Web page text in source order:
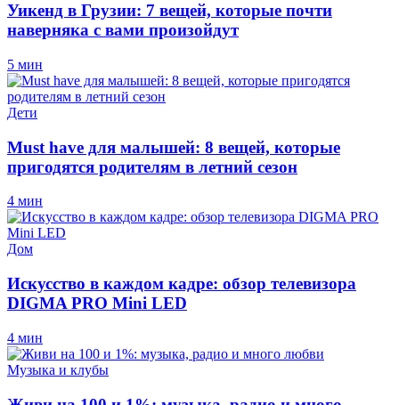
Уикенд в Грузии: 7 вещей, которые почти
наверняка с вами произойдут
5 мин
Дети
Must have для малышей: 8 вещей, которые
пригодятся родителям в летний сезон
4 мин
Дом
Искусство в каждом кадре: обзор телевизора
DIGMA PRO Mini LED
4 мин
Музыка и клубы